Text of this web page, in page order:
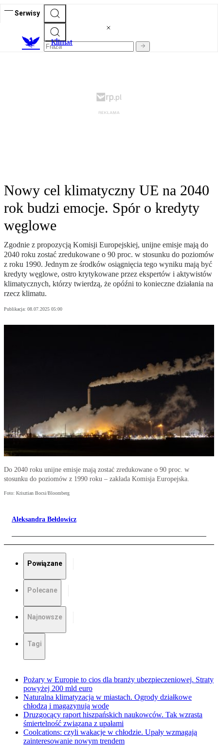
Serwisy
Klimat
Nowy cel klimatyczny UE na 2040
rok budzi emocje. Spór o kredyty
węglowe
Zgodnie z propozycją Komisji Europejskiej, unijne emisje mają do
2040 roku zostać zredukowane o 90 proc. w stosunku do poziomów
z roku 1990. Jednym ze środków osiągnięcia tego wyniku mają być
kredyty węglowe, ostro krytykowane przez ekspertów i aktywistów
klimatycznych, którzy twierdzą, że opóźni to konieczne działania na
rzecz klimatu.
Publikacja: 08.07.2025 05:00
Do 2040 roku unijne emisje mają zostać zredukowane o 90 proc. w
stosunku do poziomów z 1990 roku – zakłada Komisja Europejska.
Foto: Krisztian Bocsi/Bloomberg
Aleksandra Bełdowicz
Powiązane
Polecane
Najnowsze
Tagi
Pożary w Europie to cios dla branży ubezpieczeniowej. Straty
powyżej 200 mld euro
Naturalna klimatyzacja w miastach. Ogrody działkowe
chłodzą i magazynują wodę
Druzgocący raport hiszpańskich naukowców. Tak wzrasta
śmiertelność związana z upałami
Coolcations: czyli wakacje w chłodzie. Upały wzmagają
zainteresowanie nowym trendem